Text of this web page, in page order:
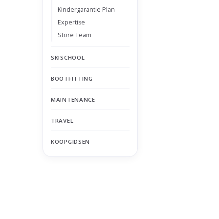
Kindergarantie Plan
Expertise
Store Team
SKISCHOOL
BOOTFITTING
MAINTENANCE
TRAVEL
KOOPGIDSEN